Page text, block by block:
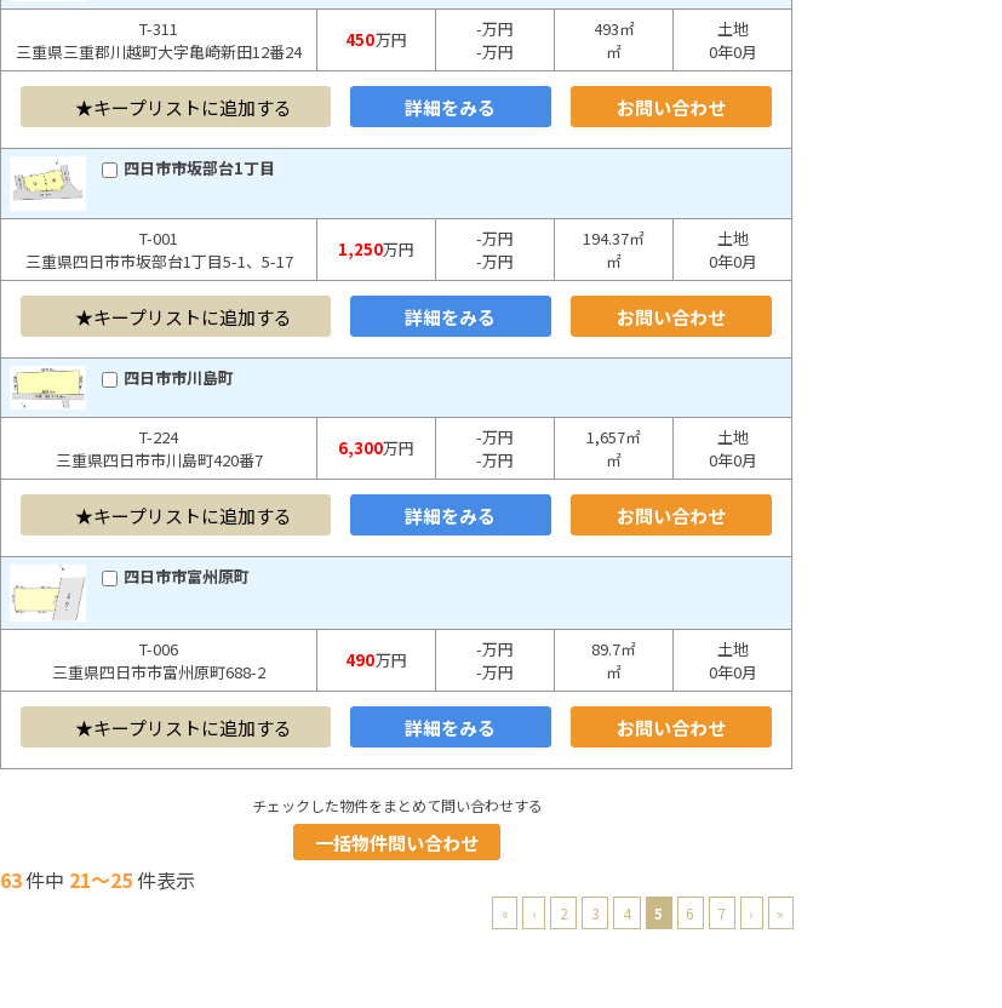
T-311
三重県三重郡川越町大字亀崎新田12番24
450万円
-万円
-万円
493㎡
㎡
土地
0年0月
キープリストに追加する 詳細をみる お問い合わせ
四日市市坂部台1丁目
T-001
三重県四日市市坂部台1丁目5-1、5-17
1,250万円
-万円
-万円
194.37㎡
㎡
土地
0年0月
キープリストに追加する 詳細をみる お問い合わせ
四日市市川島町
T-224
三重県四日市市川島町420番7
6,300万円
-万円
-万円
1,657㎡
㎡
土地
0年0月
キープリストに追加する 詳細をみる お問い合わせ
四日市市富州原町
T-006
三重県四日市市富州原町688-2
490万円
-万円
-万円
89.7㎡
㎡
土地
0年0月
キープリストに追加する 詳細をみる お問い合わせ
チェックした物件をまとめて問い合わせする
一括物件問い合わせ
63件中 21～25 件表示
« ‹ 2 3 4 5 6 7 › »